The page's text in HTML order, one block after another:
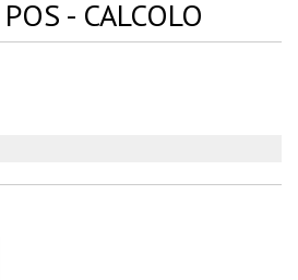
- CALCOLO